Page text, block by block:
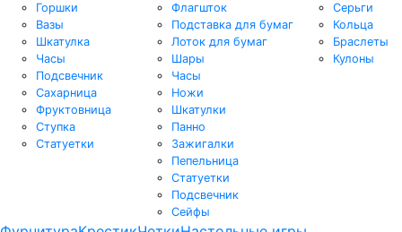
Горшки
Вазы
Шкатулка
Часы
Подсвечник
Сахарница
Фруктовница
Ступка
Статуетки
Флагшток
Подставка для бумаг
Лоток для бумаг
Шары
Часы
Ножи
Шкатулки
Панно
Зажигалки
Пепельница
Статуетки
Подсвечник
Сейфы
Серьги
Кольца
Браслеты
Кулоны